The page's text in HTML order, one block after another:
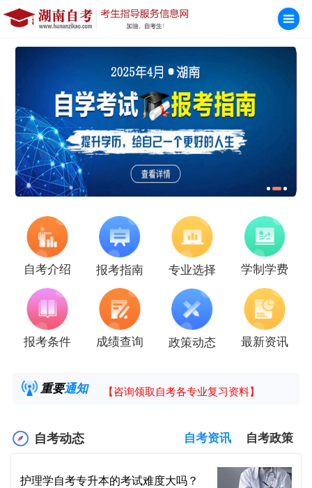
自考介绍 报考指南 专业选择 学制学费
报考条件 成绩查询 政策动态 最新资讯
重要通知
2025年4月湖南自考课程安排及教材目录已
【咨询领取自考各专业复习资料】
自考动态 自考资讯 自考政策
护理学自考专升本的考试难度大吗？